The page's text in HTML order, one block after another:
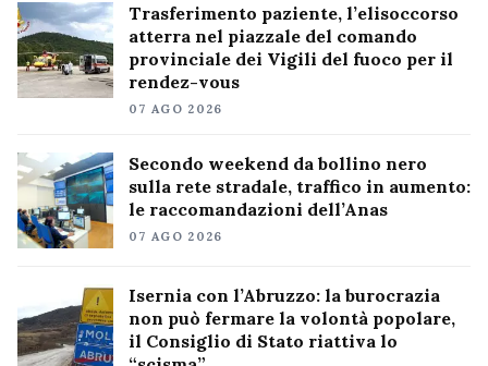
Trasferimento paziente, l’elisoccorso
atterra nel piazzale del comando
provinciale dei Vigili del fuoco per il
rendez-vous
07 AGO 2026
Secondo weekend da bollino nero
sulla rete stradale, traffico in aumento:
le raccomandazioni dell’Anas
07 AGO 2026
Isernia con l’Abruzzo: la burocrazia
non può fermare la volontà popolare,
il Consiglio di Stato riattiva lo